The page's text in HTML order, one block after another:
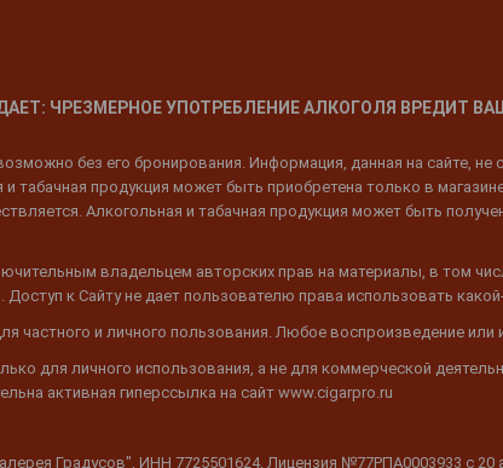
ЧРЕЗМЕРНОЕ УПОТРЕБЛЕНИЕ АЛКОГОЛЯ ВРЕДИТ
без его бронирования. Информация, данная на сайте,
продукция может быть приобретена только в
Алкогольная и табачная продукция может быть
владельцем авторских прав на материалы, в том
к Сайту не дает пользователю права использовать
частного и личного пользования. Любое воспроизведение или
для личного использования, а не для коммерческой
активная гиперссылка на сайт www.cigarpro.ru
Градусов", ИНН 7725501624, Лицензия №77РПА0003933 c 20